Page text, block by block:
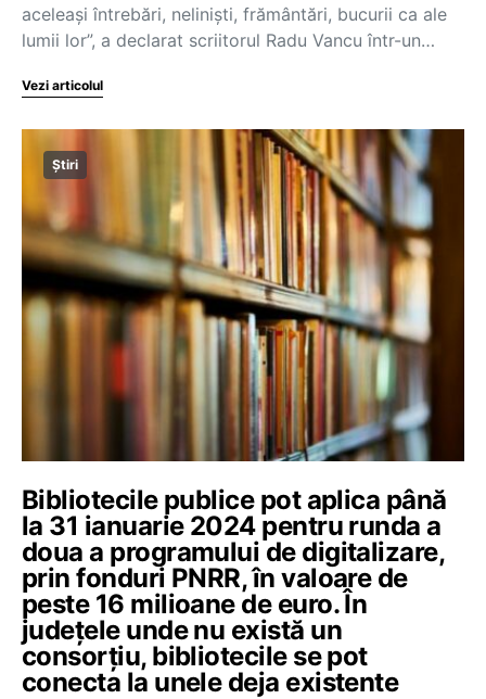
aceleași întrebări, neliniști, frământări, bucurii ca ale
lumii lor”, a declarat scriitorul Radu Vancu într-un…
Vezi articolul
Știri
Bibliotecile publice pot aplica până
la 31 ianuarie 2024 pentru runda a
doua a programului de digitalizare,
prin fonduri PNRR, în valoare de
peste 16 milioane de euro. În
județele unde nu există un
consorțiu, bibliotecile se pot
conecta la unele deja existente